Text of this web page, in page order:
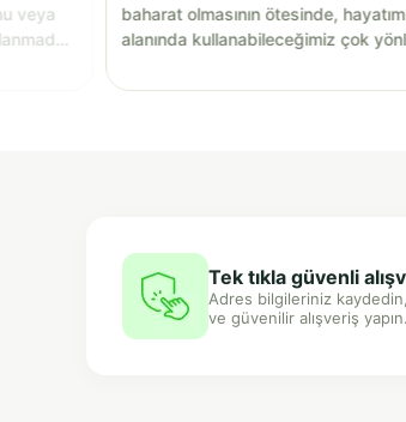
veya
baharat olmasının ötesinde,
alanında kullanabileceğimiz çok
Tek tıkla güvenli
Adres bilgileriniz kaydedin,
ve güvenilir alışveriş yapın.